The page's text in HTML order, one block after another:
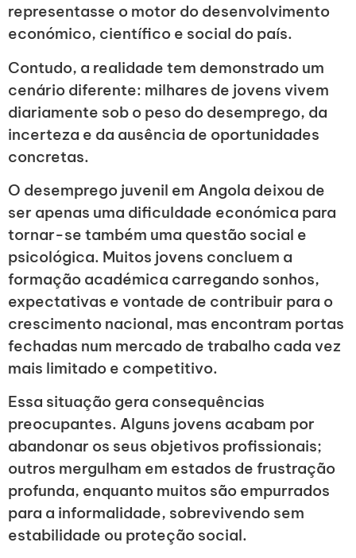
representasse o motor do desenvolvimento
económico, científico e social do país.
Contudo, a realidade tem demonstrado um
cenário diferente: milhares de jovens vivem
diariamente sob o peso do desemprego, da
incerteza e da ausência de oportunidades
concretas.
O desemprego juvenil em Angola deixou de
ser apenas uma dificuldade económica para
tornar-se também uma questão social e
psicológica. Muitos jovens concluem a
formação académica carregando sonhos,
expectativas e vontade de contribuir para o
crescimento nacional, mas encontram portas
fechadas num mercado de trabalho cada vez
mais limitado e competitivo.
Essa situação gera consequências
preocupantes. Alguns jovens acabam por
abandonar os seus objetivos profissionais;
outros mergulham em estados de frustração
profunda, enquanto muitos são empurrados
para a informalidade, sobrevivendo sem
estabilidade ou proteção social.